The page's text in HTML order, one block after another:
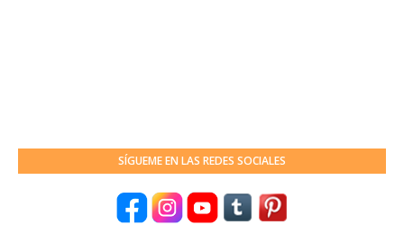
SÍGUEME EN LAS REDES SOCIALES